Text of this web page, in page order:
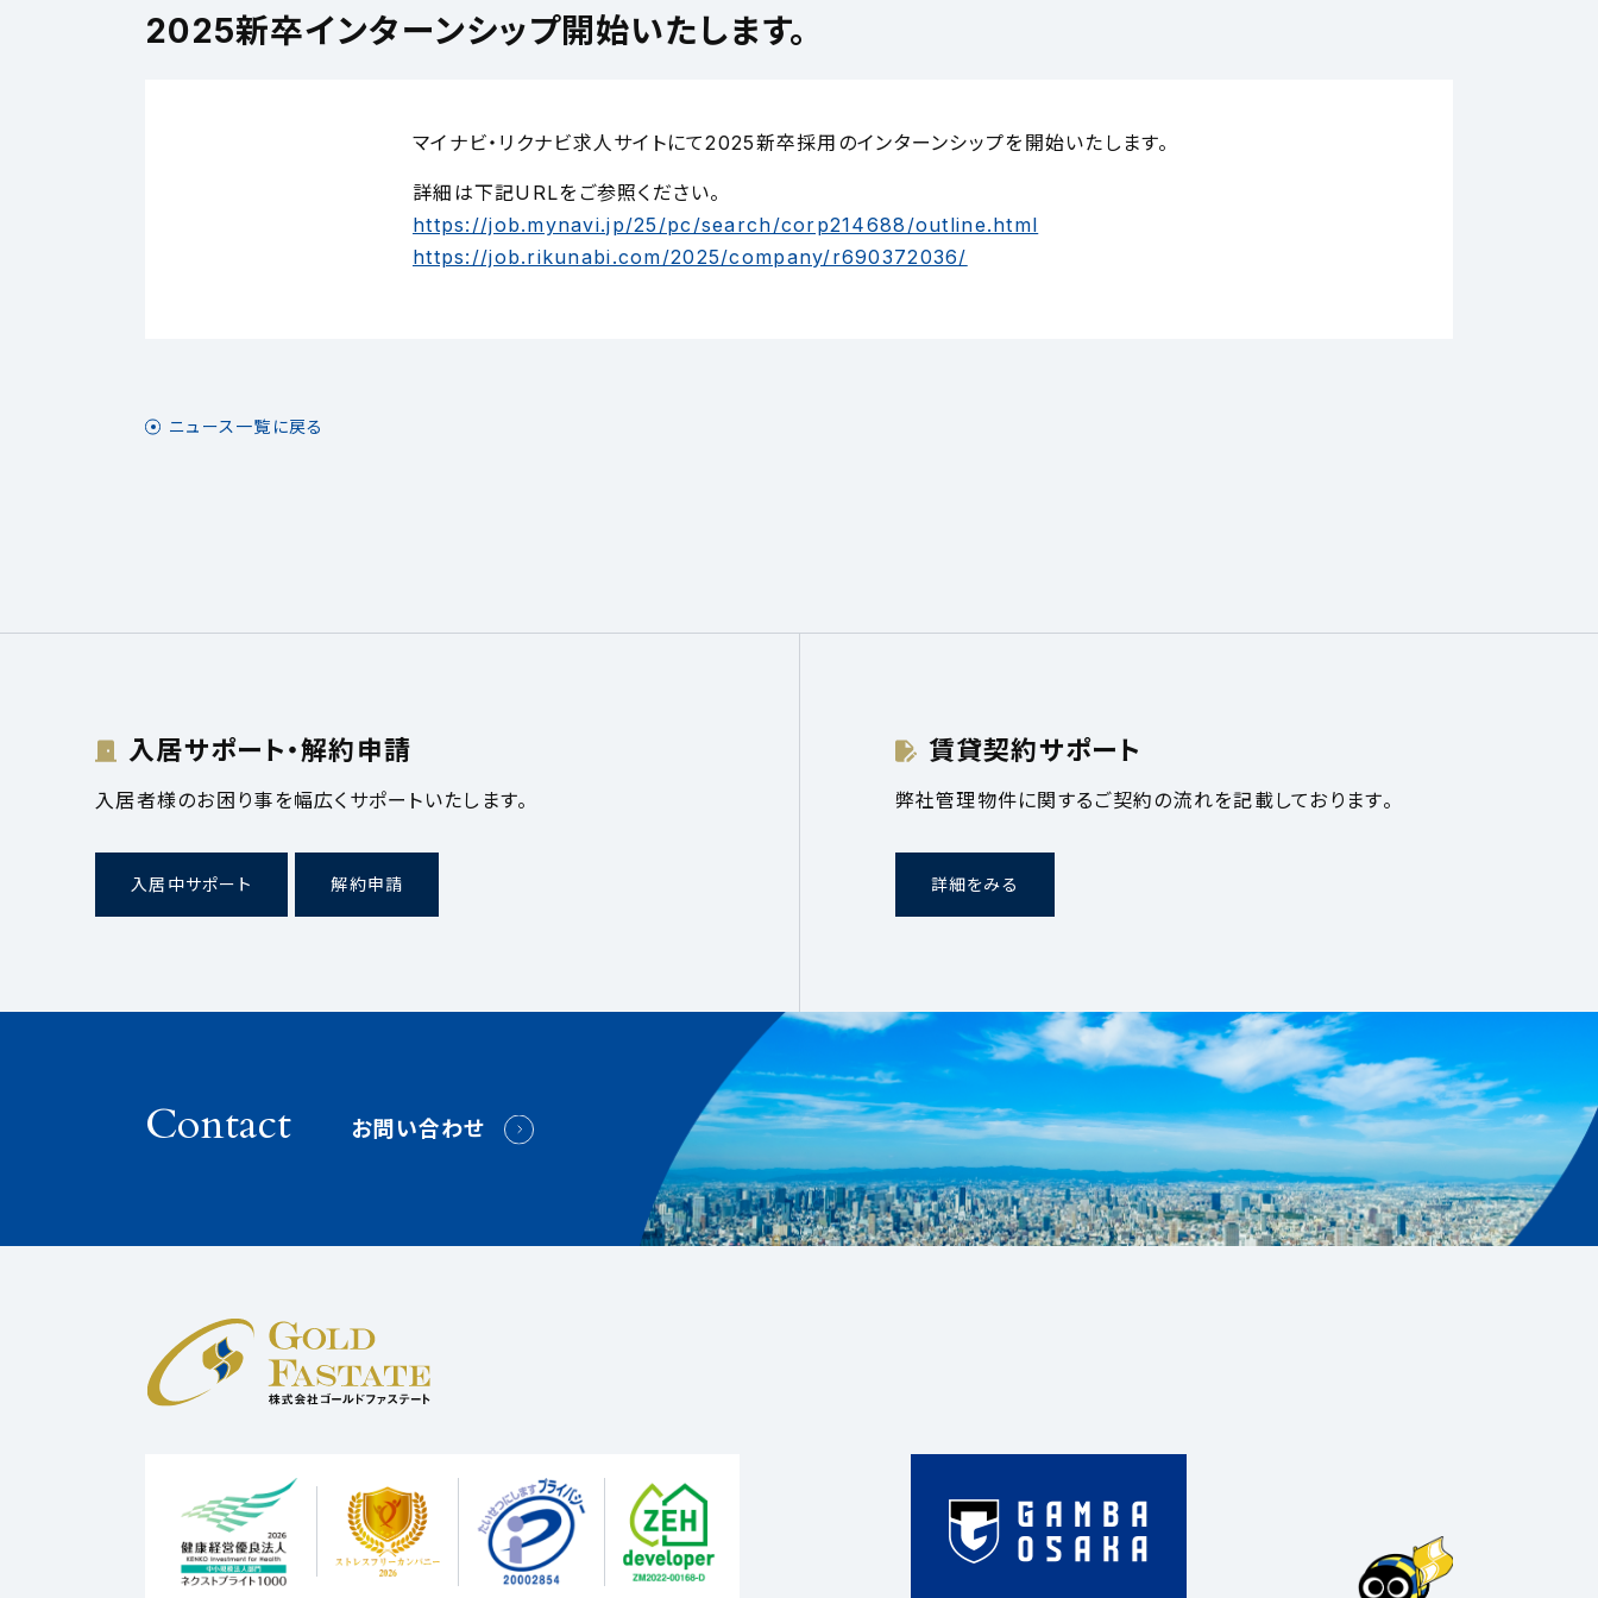
2025新卒インターンシップ開始いたします。
マイナビ・リクナビ求人サイトにて2025新卒採用のインターンシップを開始いたします。
詳細は下記URLをご参照ください。
https://job.mynavi.jp/25/pc/search/corp214688/outline.html
https://job.rikunabi.com/2025/company/r690372036/
ニュース一覧に戻る
入居サポート・解約申請
入居者様のお困り事を幅広くサポートいたします。
入居中サポート 解約申請
賃貸契約サポート
弊社管理物件に関するご契約の流れを記載しております。
詳細をみる
Contact お問い合わせ